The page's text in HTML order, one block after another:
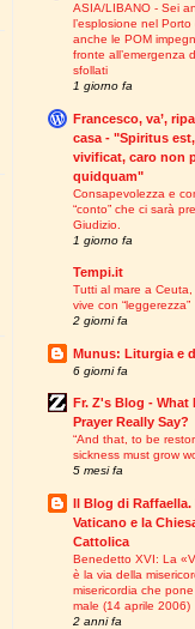
ASIA/LIBANO - Sei
l’esplosione nel Porto
anche le POM
fronte all’emergenza
sfollati
1 giorno fa
Francesco, va’,
casa - "Spiritus
vivificat, caro non
quidquam"
Consapevolezza e
“conto” che ci sarà
Giudizio.
1 giorno fa
Tempi.it
Tutti al mare a
vive con “leggerezza”
2 giorni fa
Munus: Liturgia e
6 giorni fa
Fr. Z's Blog - What
Prayer Really Say?
“And that, to be
sickness must grow
5 mesi fa
Il Blog di Raffaella.
Vaticano e la
Cattolica
Benedetto XVI: La
è la via della
misericordia che
male (14 aprile 2006)
2 anni fa